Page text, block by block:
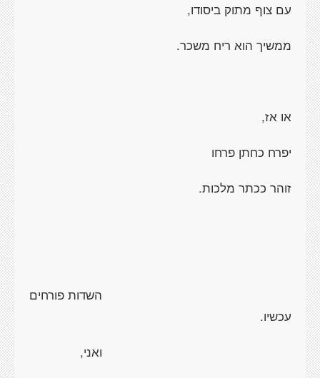
עם צוף מתוק ביסודו,
ממשיך הוא ריח משכר.
או אז,
יפרח כחתן פרחו
זוהר ככתר מלכות.
השדות פורחים
עכשיו.
ואני,